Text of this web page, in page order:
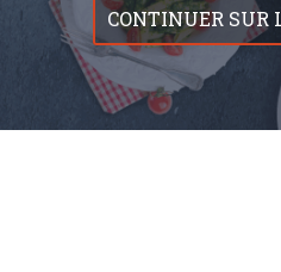
CONTINUER SUR